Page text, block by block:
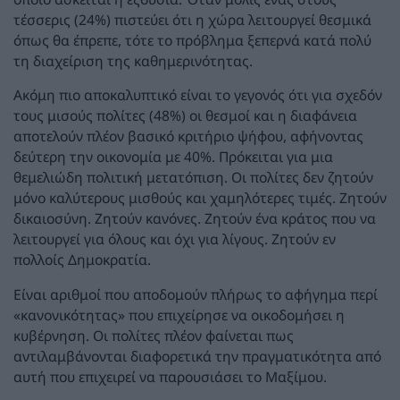
τέσσερις (24%) πιστεύει ότι η χώρα λειτουργεί θεσμικά
όπως θα έπρεπε, τότε το πρόβλημα ξεπερνά κατά πολύ
τη διαχείριση της καθημερινότητας.
Ακόμη πιο αποκαλυπτικό είναι το γεγονός ότι για σχεδόν
τους μισούς πολίτες (48%) οι θεσμοί και η διαφάνεια
αποτελούν πλέον βασικό κριτήριο ψήφου, αφήνοντας
δεύτερη την οικονομία με 40%. Πρόκειται για μια
θεμελιώδη πολιτική μετατόπιση. Οι πολίτες δεν ζητούν
μόνο καλύτερους μισθούς και χαμηλότερες τιμές. Ζητούν
δικαιοσύνη. Ζητούν κανόνες. Ζητούν ένα κράτος που να
λειτουργεί για όλους και όχι για λίγους. Ζητούν εν
πολλοίς Δημοκρατία.
Είναι αριθμοί που αποδομούν πλήρως το αφήγημα περί
«κανονικότητας» που επιχείρησε να οικοδομήσει η
κυβέρνηση. Οι πολίτες πλέον φαίνεται πως
αντιλαμβάνονται διαφορετικά την πραγματικότητα από
αυτή που επιχειρεί να παρουσιάσει το Μαξίμου.